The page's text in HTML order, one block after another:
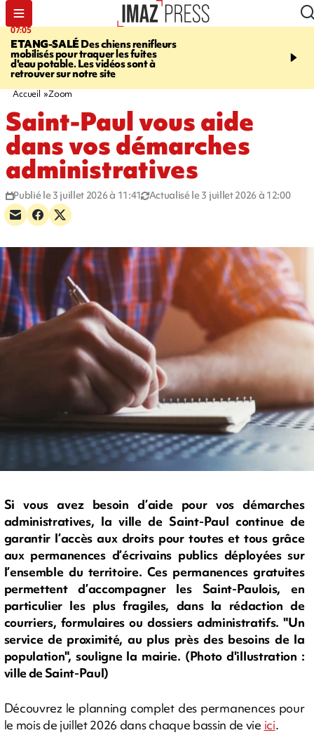
07:05
ETANG-SALÉDes chiens renifleurs
mobilisés pour traquer les fuites
d'eau potable. Les vidéos sont à
retrouver sur notre site
09:53
CATASTROPHIQUE
sécheresse, incendies -
Accueil Zoom
Saint-Paul vous aide
dans vos démarches
administratives
Publié le 3 juillet 2026 à 11:41 Actualisé le 3 juillet 2026 à 12:00
Si vous avez besoin d’aide pour vos démarches
administratives, la ville de Saint-Paul continue de
garantir l’accès aux droits pour toutes et tous grâce
aux permanences d’écrivains publics déployées sur
l’ensemble du territoire. Ces permanences gratuites
permettent d’accompagner les Saint-Paulois, en
particulier les plus fragiles, dans la rédaction de
courriers, formulaires ou dossiers administratifs. "Un
service de proximité, au plus près des besoins de la
population", souligne la mairie. (Photo d'illustration :
ville de Saint-Paul)
Découvrez le planning complet des permanences pour
le mois de juillet 2026 dans chaque bassin de vie ici.